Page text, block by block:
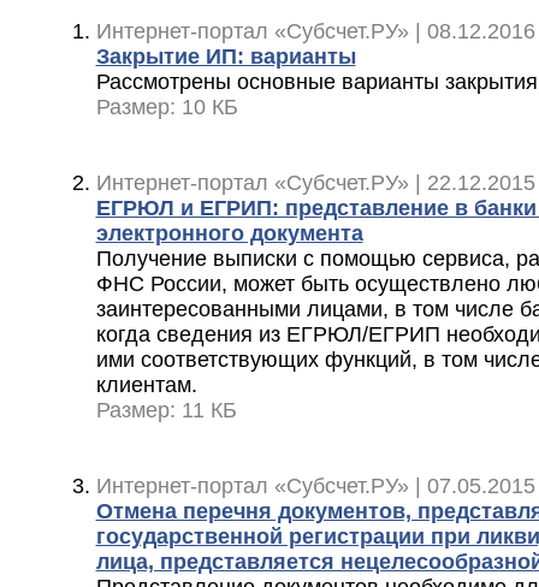
Интернет-портал «Субсчет.РУ» |
Закрытие ИП: варианты
Рассмотрены основные варианты
Размер: 10 КБ
Интернет-портал «Субсчет.РУ» |
ЕГРЮЛ и ЕГРИП: представление в
электронного документа
Получение выписки с помощью сервиса,
ФНС России, может быть осуществлено
заинтересованными лицами, в том числе
когда сведения из ЕГРЮЛ/ЕГРИП
ими соответствующих функций, в том
клиентам.
Размер: 11 КБ
Интернет-портал «Субсчет.РУ» |
Отмена перечня документов,
государственной регистрации при
лица, представляется